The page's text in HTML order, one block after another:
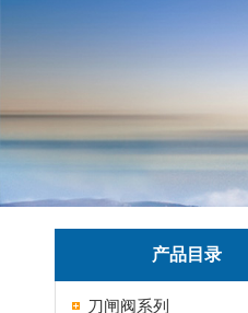
产品目录
刀闸阀系列